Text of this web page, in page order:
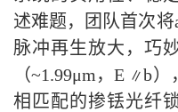
述难题，团队首次
脉冲再生放大，巧
（~1.99μm，E ∥ b）
相匹配的掺铥光纤